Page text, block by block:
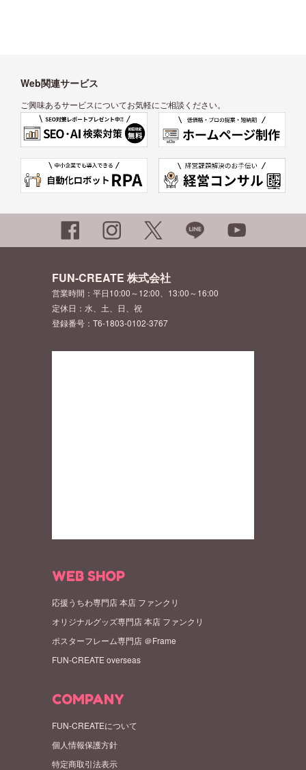
Web関連サービス
ご興味あるサービスについてお気軽にご相談ください。
FUN-CREATE 株式会社
営業時間：平日10:00～12:00、13:00～16:00
定休日：水、土、日、祝
登録番号：T6-1803-0102-3767
WEB SHOP
応援うちわ専門店 本店 ファンクリ
オリジナルグッズ専門店 本店 ファンクリ
ポスターフレーム専門店 ＠Frame
FUN-CREATE overseas
COMPANY
FUN-CREATEについて
個人情報保護方針
特定商取引法表示